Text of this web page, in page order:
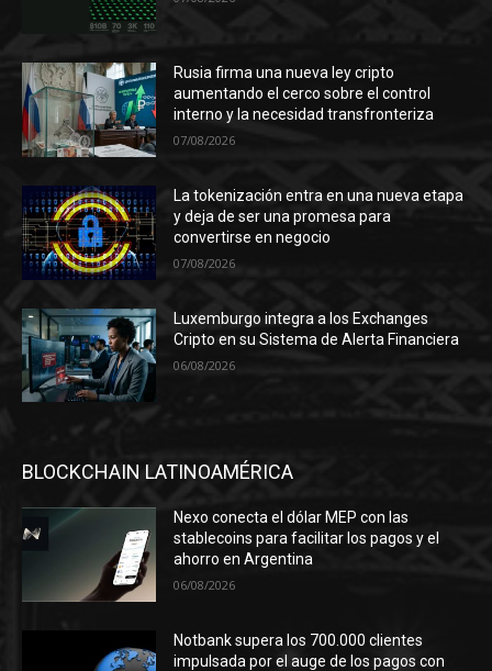
Rusia firma una nueva ley cripto
aumentando el cerco sobre el control
interno y la necesidad transfronteriza
07/08/2026
La tokenización entra en una nueva etapa
y deja de ser una promesa para
convertirse en negocio
07/08/2026
Luxemburgo integra a los Exchanges
Cripto en su Sistema de Alerta Financiera
06/08/2026
BLOCKCHAIN LATINOAMÉRICA
Nexo conecta el dólar MEP con las
stablecoins para facilitar los pagos y el
ahorro en Argentina
06/08/2026
Notbank supera los 700.000 clientes
impulsada por el auge de los pagos con